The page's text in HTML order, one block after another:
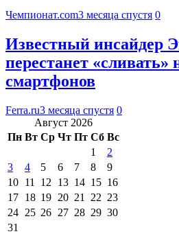
Чемпионат.com3 месяца спустя 0
Известный инсайдер
перестанет «сливать»
смартфонов
Ferra.ru3 месяца спустя 0
Август 2026
Пн Вт Ср Чт Пт Сб Вс
1
2
3
4 5 6 7 8
9
10 11 12 13 14 15 16
17 18 19 20 21 22 23
24 25 26 27 28 29 30
31